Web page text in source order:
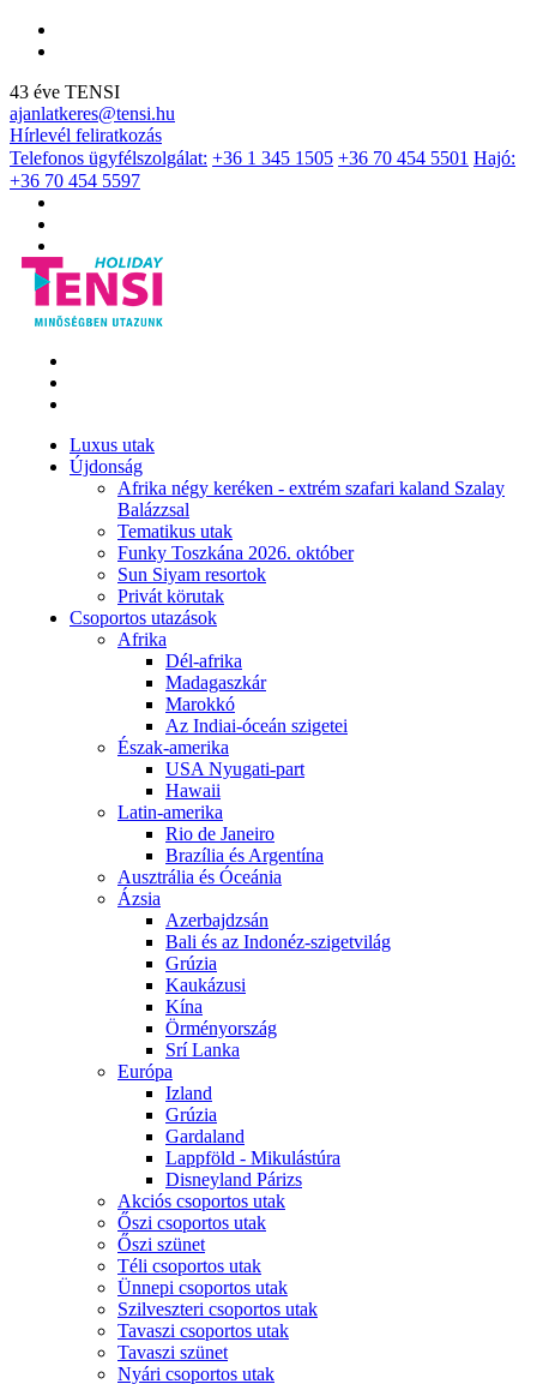
43 éve TENSI
ajanlatkeres@tensi.hu
Hírlevél feliratkozás
Telefonos ügyfélszolgálat: +36 1 345 1505 +36 70 454 5501 Hajó:
+36 70 454 5597
Luxus utak
Újdonság
Afrika négy keréken - extrém szafari kaland Szalay
Balázzsal
Tematikus utak
Funky Toszkána 2026. október
Sun Siyam resortok
Privát körutak
Csoportos utazások
Afrika
Dél-afrika
Madagaszkár
Marokkó
Az Indiai-óceán szigetei
Észak-amerika
USA Nyugati-part
Hawaii
Latin-amerika
Rio de Janeiro
Brazília és Argentína
Ausztrália és Óceánia
Ázsia
Azerbajdzsán
Bali és az Indonéz-szigetvilág
Grúzia
Kaukázusi
Kína
Örményország
Srí Lanka
Európa
Izland
Grúzia
Gardaland
Lappföld - Mikulástúra
Disneyland Párizs
Akciós csoportos utak
Őszi csoportos utak
Őszi szünet
Téli csoportos utak
Ünnepi csoportos utak
Szilveszteri csoportos utak
Tavaszi csoportos utak
Tavaszi szünet
Nyári csoportos utak